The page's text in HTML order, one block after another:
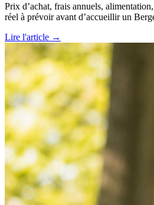
Prix d’achat, frais annuels,
réel à prévoir avant d’accueillir un
Lire l'article →